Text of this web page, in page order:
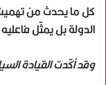
كل ما يحدث من تهميش
الدولة بل يمثّل
وقد أكّدت القيادة